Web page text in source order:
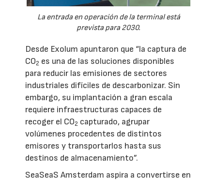
La entrada en operación de la terminal está
prevista para 2030.
Desde Exolum apuntaron que “la captura de
CO2 es una de las soluciones disponibles
para reducir las emisiones de sectores
industriales difíciles de descarbonizar. Sin
embargo, su implantación a gran escala
requiere infraestructuras capaces de
recoger el CO2 capturado, agrupar
volúmenes procedentes de distintos
emisores y transportarlos hasta sus
destinos de almacenamiento”.
SeaSeaS Amsterdam aspira a convertirse en